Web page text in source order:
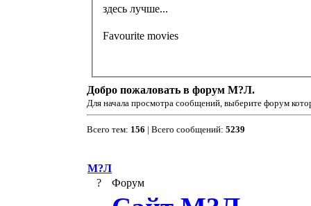
здесь лучше...
Favourite movies
Добро пожаловать в форум М?Л.
Для начала просмотра сообщений, выберите форум
Всего тем: 156 | Всего сообщений: 5239
М?Л
?
Форум